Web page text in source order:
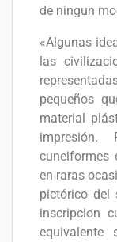
de ningun
«Algunas
las
pequeños
material
impresión.
cuneiformes
en raras
pictórico del
inscripcion
equivalente